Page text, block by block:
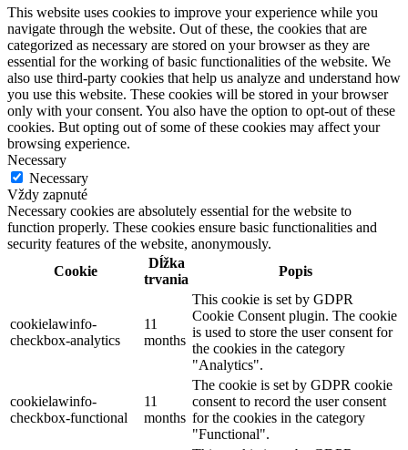
This website uses cookies to improve your experience while you
navigate through the website. Out of these, the cookies that are
categorized as necessary are stored on your browser as they are
essential for the working of basic functionalities of the website. We
also use third-party cookies that help us analyze and understand how
you use this website. These cookies will be stored in your browser
only with your consent. You also have the option to opt-out of these
cookies. But opting out of some of these cookies may affect your
browsing experience.
Necessary
Necessary
Vždy zapnuté
Necessary cookies are absolutely essential for the website to
function properly. These cookies ensure basic functionalities and
security features of the website, anonymously.
Cookie
Dĺžka
trvania
Popis
cookielawinfo-
checkbox-analytics
11
months
This cookie is set by GDPR
Cookie Consent plugin. The cookie
is used to store the user consent for
the cookies in the category
"Analytics".
cookielawinfo-
checkbox-functional
11
months
The cookie is set by GDPR cookie
consent to record the user consent
for the cookies in the category
"Functional".